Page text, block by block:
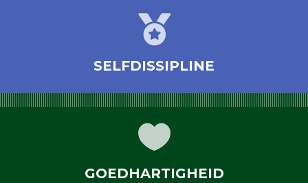

SELFDISSIPLINE

GOEDHARTIGHEID